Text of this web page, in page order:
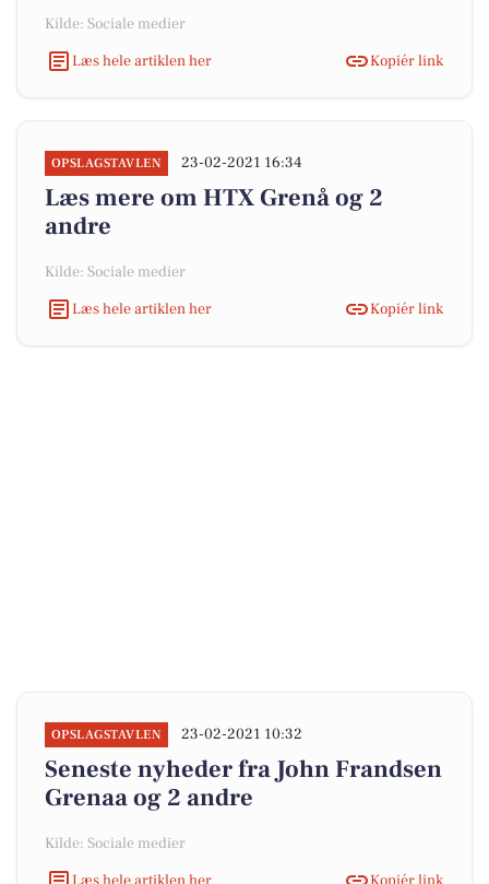
Kilde: Sociale medier
Læs hele artiklen her
Kopiér link
OPSLAGSTAVLEN 23-02-2021 16:34
Læs mere om HTX Grenå og 2
andre
Kilde: Sociale medier
Læs hele artiklen her
Kopiér link
OPSLAGSTAVLEN 23-02-2021 10:32
Seneste nyheder fra John Frandsen
Grenaa og 2 andre
Kilde: Sociale medier